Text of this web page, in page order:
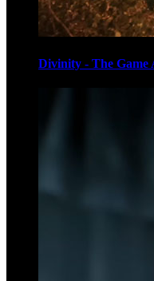
Divinity - The Game